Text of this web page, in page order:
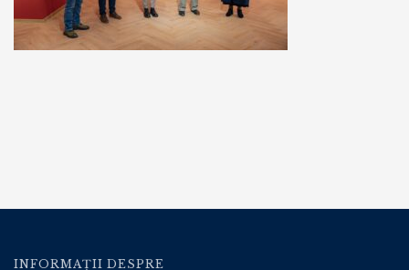
INFORMAȚII DESPRE